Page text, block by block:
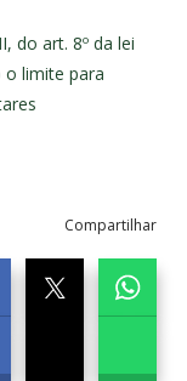
do art. 8º da lei
o limite para
Compartilhar